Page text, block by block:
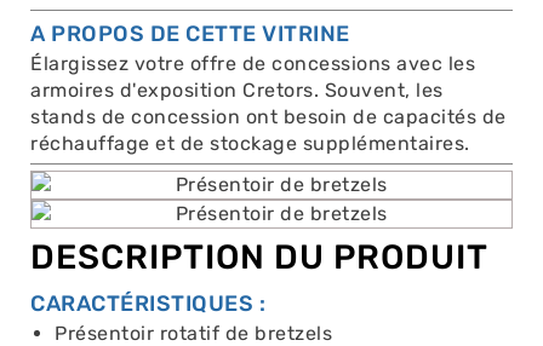
A PROPOS DE CETTE VITRINE
Élargissez votre offre de concessions avec les
armoires d'exposition Cretors. Souvent, les
stands de concession ont besoin de capacités de
réchauffage et de stockage supplémentaires.
DESCRIPTION DU PRODUIT
CARACTÉRISTIQUES :
Présentoir rotatif de bretzels